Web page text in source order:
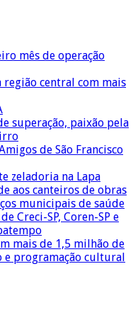
mês de operação
região central com mais
superação, paixão pela
de São Francisco
zeladoria na Lapa
aos canteiros de obras
municipais de saúde
Creci-SP, Coren-SP e
mais de 1,5 milhão de
e programação cultural